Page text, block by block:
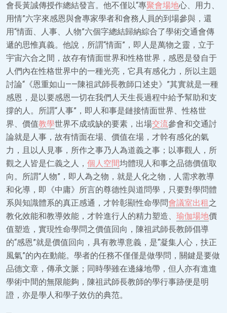
會長黃誠傳授作總結發言。他不僅以“專聚會場地心、用力、
用情”六字來感恩與會專家學者和會務人員的到場參與，還
用“情面、人事、人物”六個字總結歸納綜合了學術交通會傳
遞的思惟真義。他說，所謂“情面”，即人是萬物之靈，立于
宇宙六合之間，故存有情面世界和性格世界，感恩是發自于
人們內在性格世界中的一種光亮，它具有感化力，所以主題
討論“《恩重如山——陳祖武師長教師口述史》”其實就是一種
感恩，是以要感恩一切在我們人天生長過程中給予幫助和支
撐的人。所謂“人事”，即人和事是鏈接情面世界、性格世
界、價值教學世界不成或缺的要素，出場交流參會和交通討
論就是人事，故有情面在場、價值在場，才幹有感化的氣
力，且以人見事，所作之事乃人為道義之事；以事觀人，所
觀之人皆是仁義之人， 個人空間均體現人和事之品德價值取
向。所謂“人物”，即人為之物，就是人化之物，人需求教導
和化導，即《中庸》所言的尊德性與道問學，只要對學問體
系與知識體系的真正感通，才幹彰顯性命學問會議室出租之
教化效能和教導效能，才幹進行人的精力塑造、 瑜伽場地價
值塑造，實現性命學問之價值回向，陳祖武師長教師倡導
的“感恩”就是價值回向，具有教導意義，是“凝集人心，扶正
風氣”的內在動能。學者的任務不僅僅是做學問，關鍵是要做
品德文章，傳承文脈；同時學雖在邊緣地帶，但人亦有進進
學術中間的無限能夠，陳祖武師長教師的學行事跡便是明
證，亦是學人和學子效仿的典范。